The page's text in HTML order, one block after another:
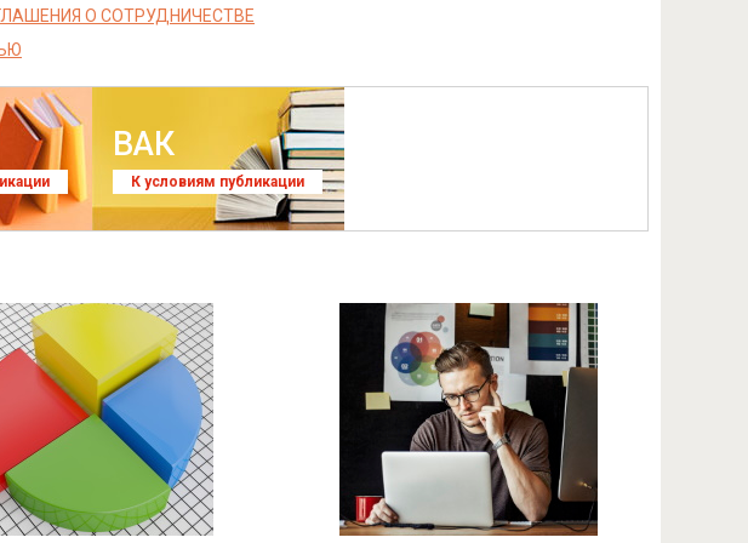
О СОТРУДНИЧЕСТВЕ
ВАК
К условиям публикации